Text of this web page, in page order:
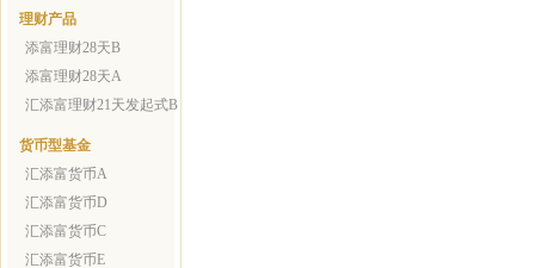
理财产品
添富理财28天B
添富理财28天A
汇添富理财21天发起式B
货币型基金
汇添富货币A
汇添富货币D
汇添富货币C
汇添富货币E